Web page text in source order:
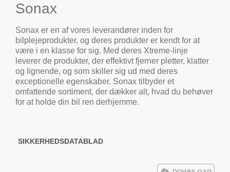
Sonax
Sonax er en af vores leverandører inden for
bilplejeprodukter, og deres produkter er kendt for at
være i en klasse for sig. Med deres Xtreme-linje
leverer de produkter, der effektivt fjerner pletter, klatter
og lignende, og som skiller sig ud med deres
exceptionelle egenskaber. Sonax tilbyder et
omfattende sortiment, der dækker alt, hvad du behøver
for at holde din bil ren derhjemme.
SIKKERHEDSDATABLAD